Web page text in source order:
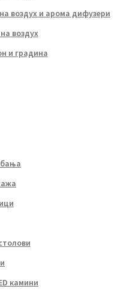
воздух и арома дифузери
воздух
и градина
бања
камини